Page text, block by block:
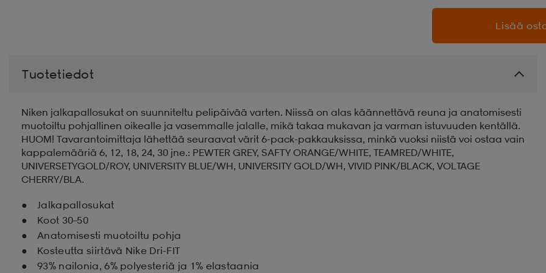
Lisää
Tuotetiedot
Niken jalkapallosukat on suunniteltu pelipäivää varten. Niissä on alas käännettävä reuna ja anatomisesti
muotoiltu pohjallinen oikealle ja vasemmalle jalalle, mikä takaa mukavan ja varman istuvuuden kentällä.
HUOM! Tavarantoimittaja lähettää seuraavat värit 6-pack-pakkauksissa, minkä vuoksi niistä voi ostaa vain
kappalemääriä 6, 12, 18, 24, 30 jne.: PEWTER GREY, SAFTY ORANGE/WHITE, TEAMRED/WHITE,
UNIVERSETYGOLD/ROY, UNIVERSITY BLUE/WH, UNIVERSITY GOLD/WH, VIVID PINK/BLACK, VOLTAGE
CHERRY/BLA.
Jalkapallosukat
Koot 30–50
Anatomisesti muotoiltu pohja
Kosteutta siirtävä Nike Dri-FIT
93% nailonia, 6% polyesteriä ja 1% elastaania